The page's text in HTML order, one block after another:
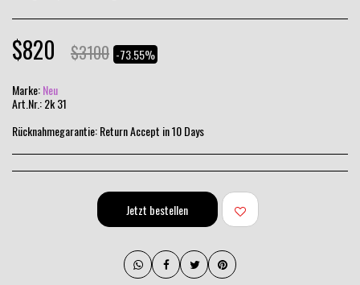
$820 $3100 -73.55%
Marke:Neu
Art.Nr.:2k 31
Rücknahmegarantie:Return Accept in 10 Days
Jetzt bestellen